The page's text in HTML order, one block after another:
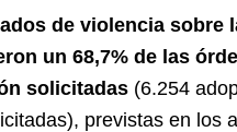
de violencia sobre
un 68,7% de las
solicitadas (6.254
previstas en los